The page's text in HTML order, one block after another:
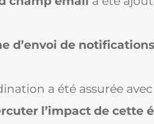
d’envoi de
a été assurée avec
l’impact de cette